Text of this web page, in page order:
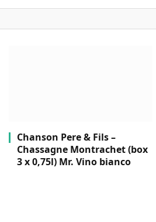
Chanson Pere & Fils –
Chassagne Montrachet (box
3 x 0,75l) Mr. Vino bianco